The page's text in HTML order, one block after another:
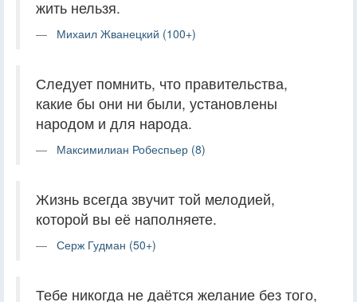
жить нельзя.
Михаил Жванецкий (100+)
Следует помнить, что правительства,
какие бы они ни были, установлены
народом и для народа.
Максимилиан Робеспьер (8)
Жизнь всегда звучит той мелодией,
которой вы её наполняете.
Серж Гудман (50+)
Тебе никогда не даётся желание без того,